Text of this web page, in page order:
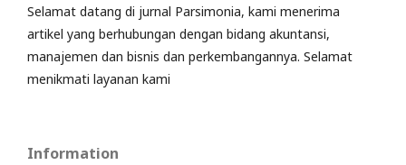
Selamat datang di jurnal Parsimonia, kami menerima
artikel yang berhubungan dengan bidang akuntansi,
manajemen dan bisnis dan perkembangannya. Selamat
menikmati layanan kami
Information